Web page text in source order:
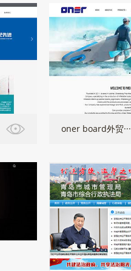
oner board外贸···